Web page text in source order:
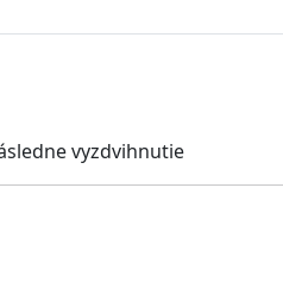
vyzdvihnutie